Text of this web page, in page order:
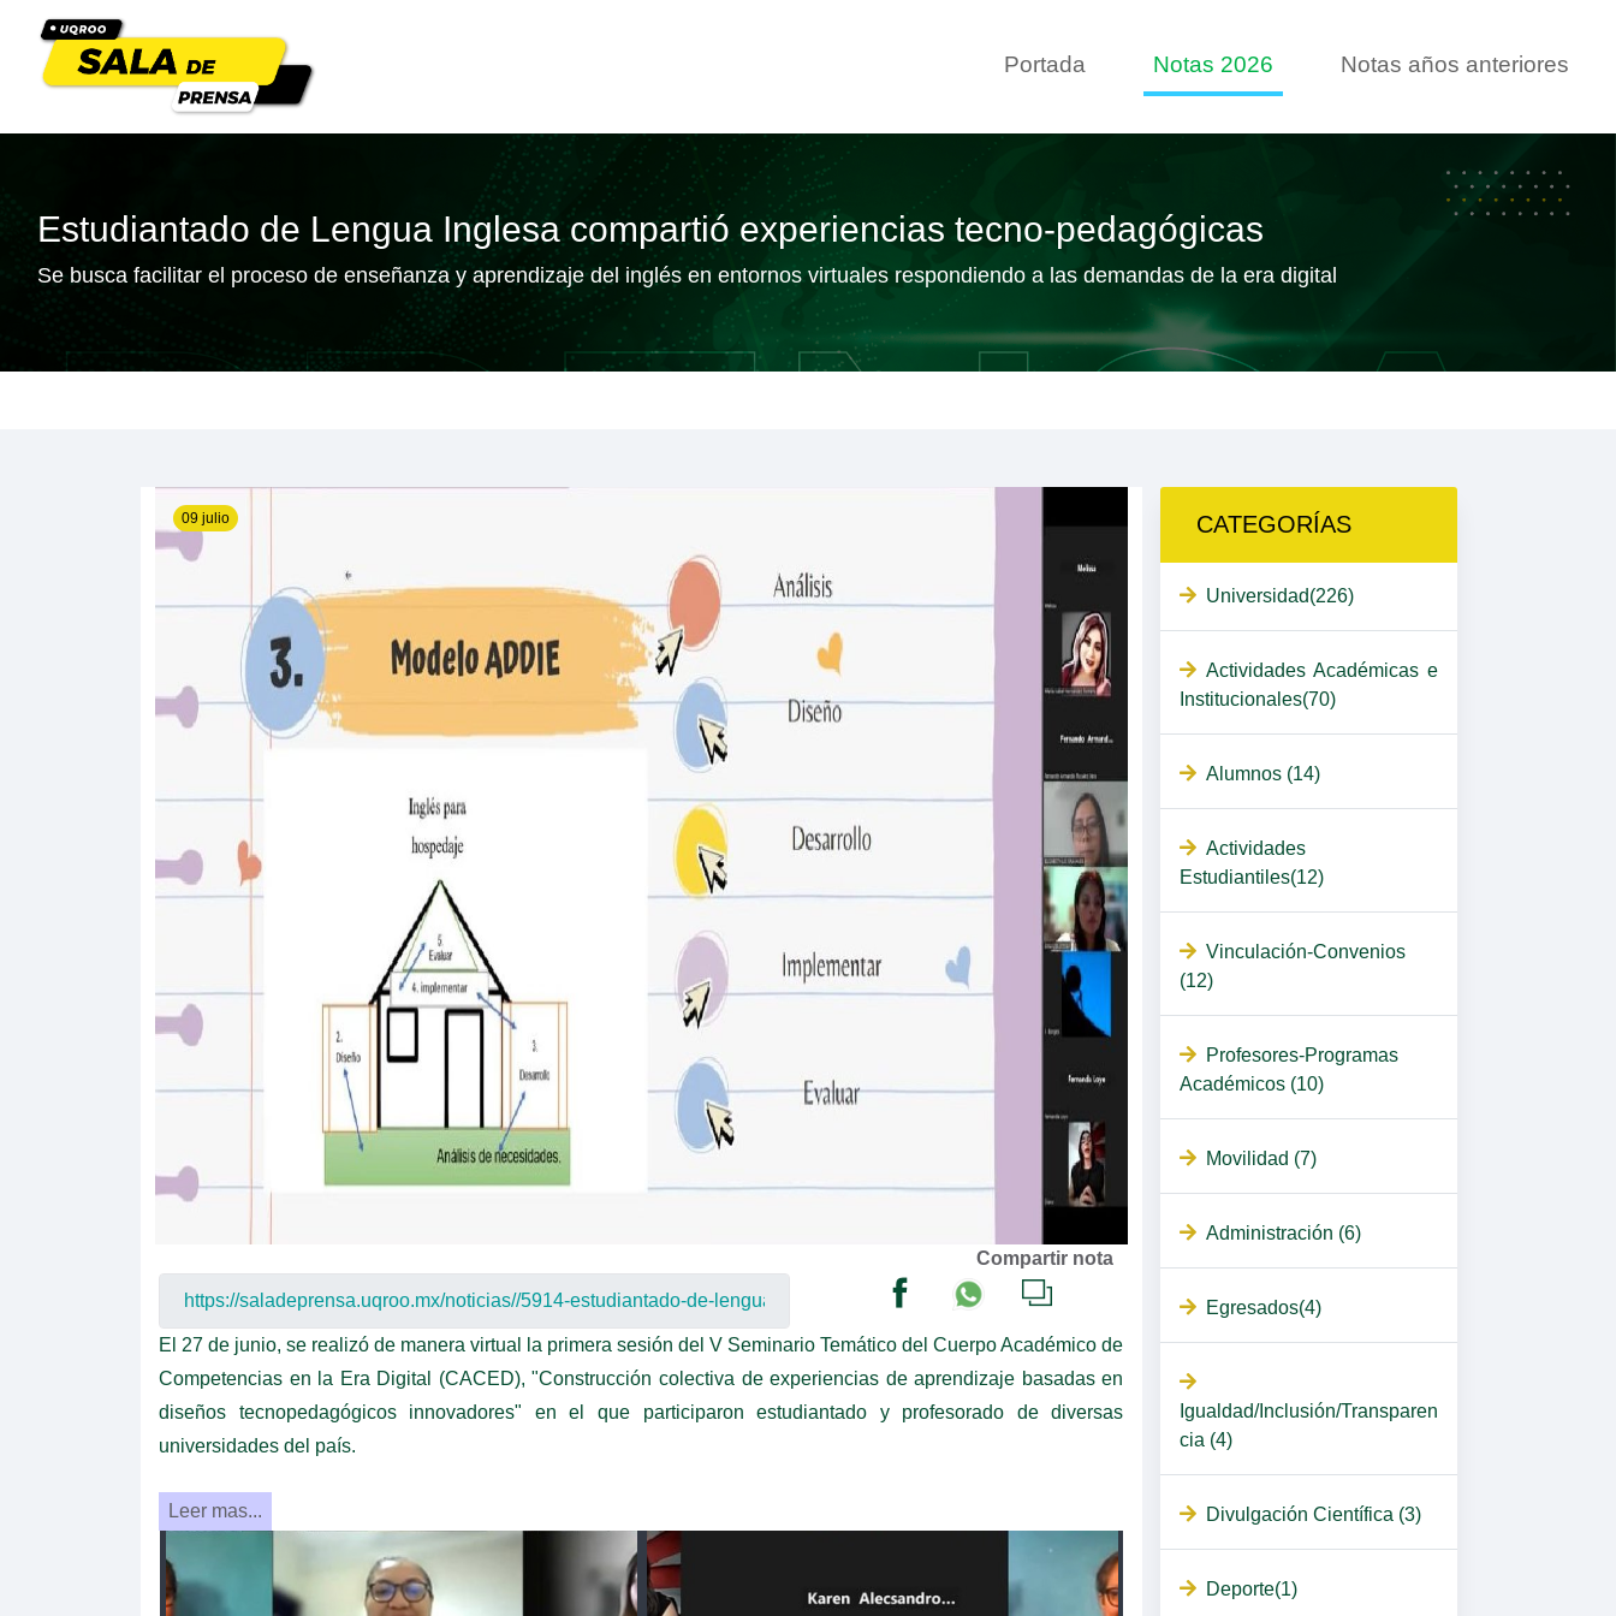
Portada Notas 2026 Notas años anteriores
Estudiantado de Lengua Inglesa compartió experiencias tecno-pedagógicas
Se busca facilitar el proceso de enseñanza y aprendizaje del inglés en entornos virtuales respondiendo a las demandas de la era digital
09 julio
Compartir nota
El 27 de junio, se realizó de manera virtual la primera sesión del V Seminario Temático del Cuerpo Académico de
Competencias en la Era Digital (CACED), "Construcción colectiva de experiencias de aprendizaje basadas en
diseños tecnopedagógicos innovadores" en el que participaron estudiantado y profesorado de diversas
universidades del país.
Leer mas...
CATEGORÍAS
Universidad(226)
Actividades Académicas e
Institucionales(70)
Alumnos (14)
Actividades
Estudiantiles(12)
Vinculación-Convenios
(12)
Profesores-Programas
Académicos (10)
Movilidad (7)
Administración (6)
Egresados(4)
Igualdad/Inclusión/Transparen
cia (4)
Divulgación Científica (3)
Deporte(1)